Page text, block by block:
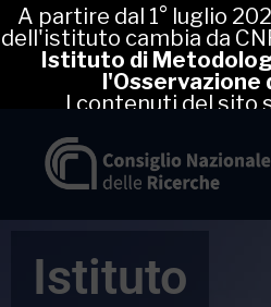
A partire dal 1° luglio
dell'istituto cambia da
Istituto di
l'Osservazione
I contenuti del sito
regolarmente la
Istituto